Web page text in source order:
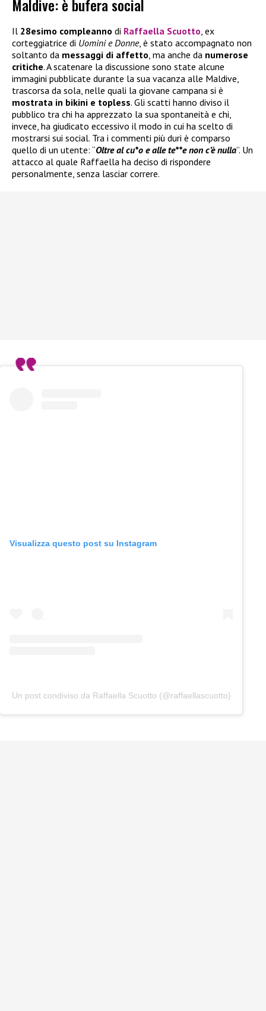
Maldive: è bufera social
Il 28esimo compleanno di Raffaella Scuotto , ex
corteggiatrice di Uomini e Donne, è stato accompagnato non
soltanto da messaggi di affetto , ma anche da numerose
critiche. A scatenare la discussione sono state alcune
immagini pubblicate durante la sua vacanza alle Maldive,
trascorsa da sola, nelle quali la giovane campana si è
mostrata in bikini e topless. Gli scatti hanno diviso il
pubblico tra chi ha apprezzato la sua spontaneità e chi,
invece, ha giudicato eccessivo il modo in cui ha scelto di
mostrarsi sui social. Tra i commenti più duri è comparso
quello di un utente: “Oltre al cu*o e alle te**e non c’è nulla”. Un
attacco al quale Raffaella ha deciso di rispondere
personalmente, senza lasciar correre.
Visualizza questo post su Instagram
Un post condiviso da Raffaella Scuotto (@raffaellascuotto)